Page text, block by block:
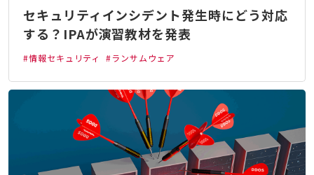
セキュリティインシデント発生時にどう対応
する？IPAが演習教材を発表
#情報セキュリティ #ランサムウェア